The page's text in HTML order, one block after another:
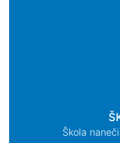
Škola